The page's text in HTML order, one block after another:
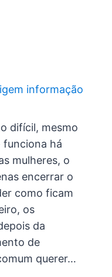
informação
difícil, mesmo
funciona há
mulheres, o
encerrar o
como ficam
os
da
de
querer…